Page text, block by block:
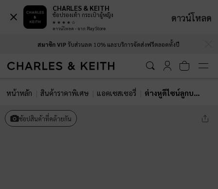
สมาชิก VIPรับส่วนลด 10% และบริการจัดส่งฟรีตลอดทั้งปี
หน้าหลัก สินค้าราคาพิเศษ แอคเซสเซอรี่ ต่างหูดีไซน์ลูกบอลเกล็ดหิมะประดับคริสตัลรุ่น Athalia
ช้อปสินค้าที่คล้ายกัน
CHARLES & KEITH
ช้อปรองเท้า กระเป๋าผู้หญิง
ดาวน์โหลด - จาก Play Store
ดาวน์โหลด